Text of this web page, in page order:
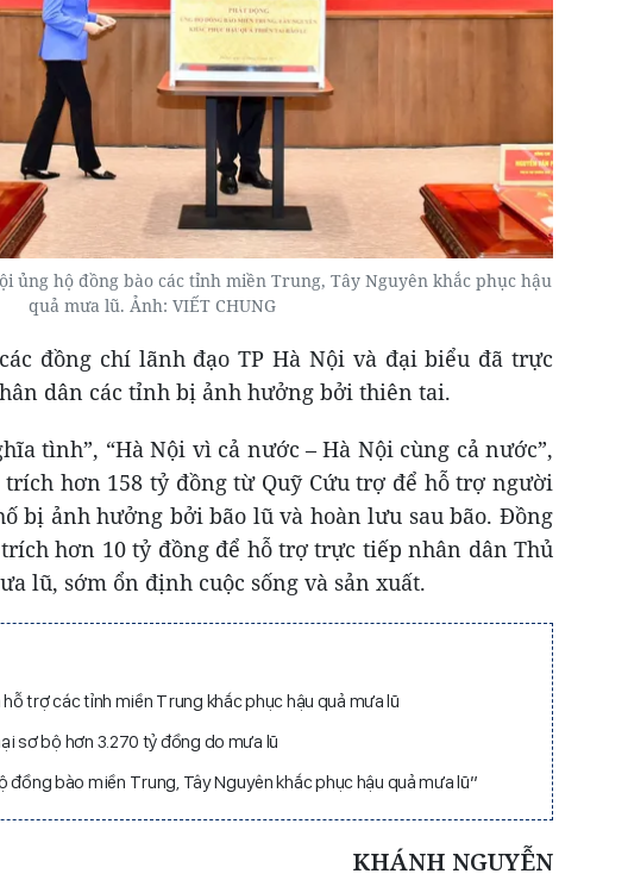
ủng hộ đồng bào các tỉnh miền Trung, Tây Nguyên khắc phục hậu
quả mưa lũ. Ảnh: VIẾT CHUNG
đồng chí lãnh đạo TP Hà Nội và đại biểu đã trực
dân các tỉnh bị ảnh hưởng bởi thiên tai.
tình”, “Hà Nội vì cả nước – Hà Nội cùng cả nước”,
trích hơn 158 tỷ đồng từ Quỹ Cứu trợ để hỗ trợ người
bị ảnh hưởng bởi bão lũ và hoàn lưu sau bão. Đồng
hơn 10 tỷ đồng để hỗ trợ trực tiếp nhân dân Thủ
lũ, sớm ổn định cuộc sống và sản xuất.
trợ các tỉnh miền Trung khắc phục hậu quả mưa lũ
sơ bộ hơn 3.270 tỷ đồng do mưa lũ
đồng bào miền Trung, Tây Nguyên khắc phục hậu quả mưa lũ”
KHÁNH NGUYỄN